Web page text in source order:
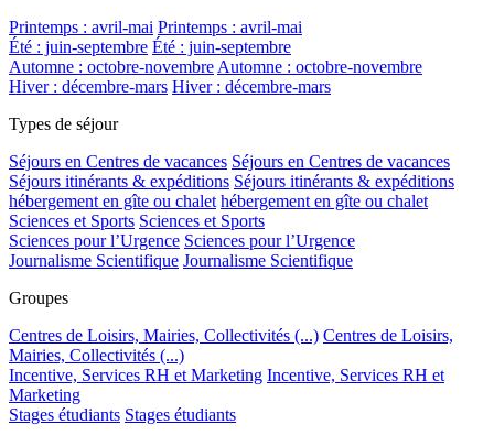
Printemps : avril-mai Printemps : avril-mai
Été : juin-septembre Été : juin-septembre
Automne : octobre-novembre Automne : octobre-novembre
Hiver : décembre-mars Hiver : décembre-mars
Types de séjour
Séjours en Centres de vacances Séjours en Centres de vacances
Séjours itinérants & expéditions Séjours itinérants & expéditions
hébergement en gîte ou chalet hébergement en gîte ou chalet
Sciences et Sports Sciences et Sports
Sciences pour l’Urgence Sciences pour l’Urgence
Journalisme Scientifique Journalisme Scientifique
Groupes
Centres de Loisirs, Mairies, Collectivités (...) Centres de Loisirs,
Mairies, Collectivités (...)
Incentive, Services RH et Marketing Incentive, Services RH et
Marketing
Stages étudiants Stages étudiants